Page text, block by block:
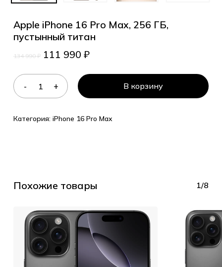
Apple iPhone 16 Pro Max, 256 ГБ,
пустынный титан
134 990₽ 111 990 ₽
В корзину
Категория: iPhone 16 Pro Max
Похожие товары 1/8